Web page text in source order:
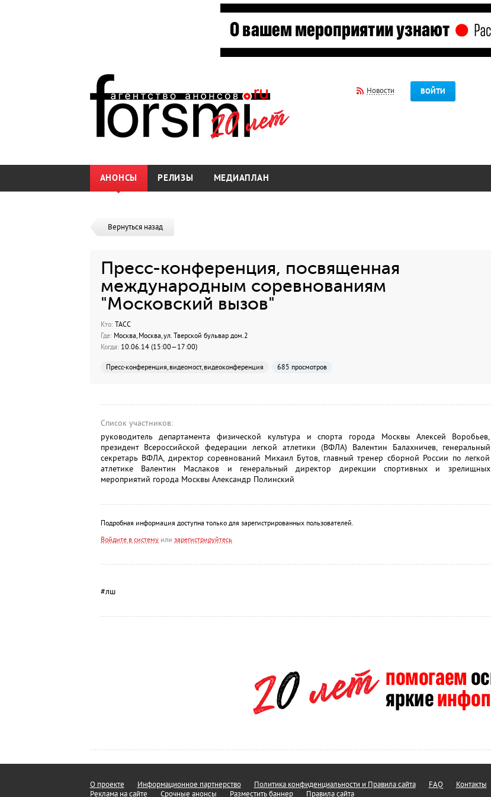
Новости ВОЙТИ
АНОНСЫ РЕЛИЗЫ МЕДИАПЛАН
Вернуться назад
Пресс-конференция, посвященная
международным соревнованиям
"Московский вызов"
Кто:ТАСС
Где:Москва, Москва, ул. Тверской бульвар дом.2
Когда:10.06.14 (15:00—17:00)
Пресс-конференция, видеомост, видеоконференция 685 просмотров
Список участников:
руководитель департамента физической культура и спорта города Москвы Алексей Воробьев,
президент Всероссийской федерации легкой атлетики (ВФЛА) Валентин Балахничев, генеральный
секретарь ВФЛА, директор соревнований Михаил Бутов, главный тренер сборной России по легкой
атлетике Валентин Маслаков и генеральный директор дирекции спортивных и зрелищных
мероприятий города Москвы Александр Полинский
Подробная информация доступна только для зарегистрированных пользователей.
Войдите в системуили зарегистрируйтесь
#лш
О проекте Информационное партнерство Политика конфиденциальности и Правила сайта FAQ
Контакты
Реклама на сайте
Срочные анонсы Разместить баннер Правила сайта